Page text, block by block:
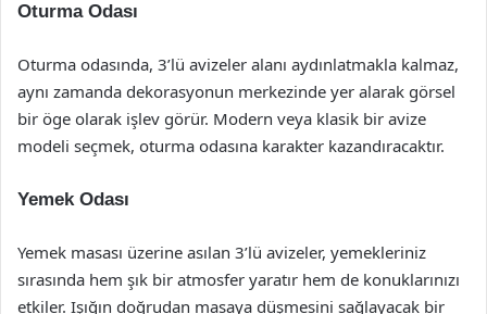
Oturma Odası
Oturma odasında, 3’lü avizeler alanı aydınlatmakla kalmaz,
aynı zamanda dekorasyonun merkezinde yer alarak görsel
bir öge olarak işlev görür. Modern veya klasik bir avize
modeli seçmek, oturma odasına karakter kazandıracaktır.
Yemek Odası
Yemek masası üzerine asılan 3’lü avizeler, yemekleriniz
sırasında hem şık bir atmosfer yaratır hem de konuklarınızı
etkiler. Işığın doğrudan masaya düşmesini sağlayacak bir